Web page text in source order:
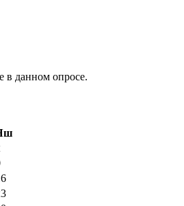
в данном опросе.